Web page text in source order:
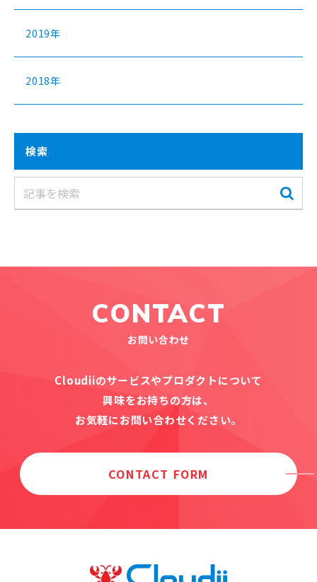
2019年
2018年
検索
CONTACT
お問い合わせ
Cloudiiのサービスやプロダクトについて
興味をお持ちの方は、
お気軽にお問い合わせください。
CONTACT FORM